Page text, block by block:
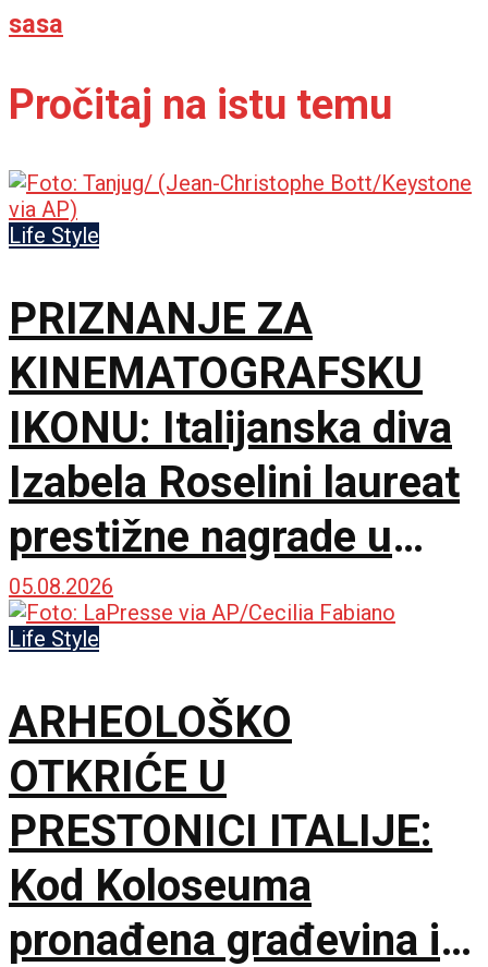
sasa
Pročitaj na istu temu
Life Style
PRIZNANJE ZA
KINEMATOGRAFSKU
IKONU: Italijanska diva
Izabela Roselini laureat
prestižne nagrade u
Švajcarskoj
05.08.2026
Life Style
ARHEOLOŠKO
OTKRIĆE U
PRESTONICI ITALIJE:
Kod Koloseuma
pronađena građevina iz